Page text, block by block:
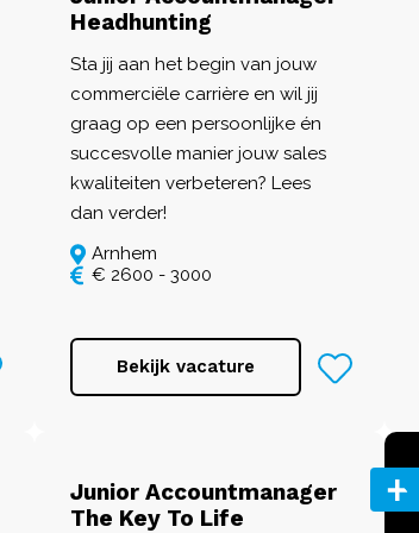
Headhunting
Sta jij aan het begin van jouw
commerciële carrière en wil jij
graag op een persoonlijke én
succesvolle manier jouw sales
kwaliteiten verbeteren? Lees
dan verder!
Arnhem
€ 2600 - 3000
Bekijk vacature
Junior Accountmanager
The Key To Life